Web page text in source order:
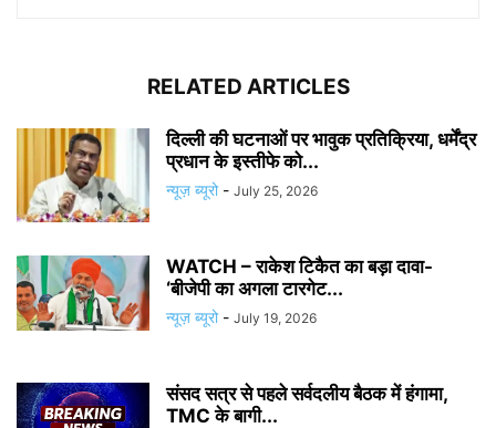
RELATED ARTICLES
दिल्ली की घटनाओं पर भावुक प्रतिक्रिया, धर्मेंद्र
प्रधान के इस्तीफे को...
न्यूज़ ब्यूरो - July 25, 2026
WATCH – राकेश टिकैत का बड़ा दावा-
‘बीजेपी का अगला टारगेट...
न्यूज़ ब्यूरो - July 19, 2026
संसद सत्र से पहले सर्वदलीय बैठक में हंगामा,
TMC के बागी...